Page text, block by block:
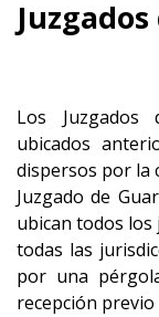
Los Juzgados
ubicados
dispersos por la
Juzgado de
ubican todos
todas las
por una
recepción